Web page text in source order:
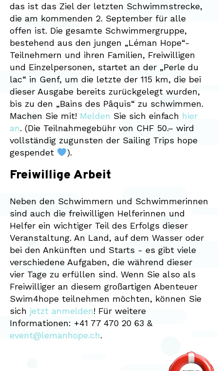
das ist das Ziel der letzten Schwimmstrecke,
die am kommenden 2. September für alle
offen ist. Die gesamte Schwimmergruppe,
bestehend aus den jungen „Léman Hope“-
Teilnehmern und ihren Familien, Freiwilligen
und Einzelpersonen, startet an der „Perle du
lac“ in Genf, um die letzte der 115 km, die bei
dieser Ausgabe bereits zurückgelegt wurden,
bis zu den „Bains des Pâquis“ zu schwimmen.
Machen Sie mit! Melden Sie sich einfach hier
an. (Die Teilnahmegebühr von CHF 50.– wird
vollständig zugunsten der Sailing Trips hope
gespendet
).
Freiwillige Arbeit
Neben den Schwimmern und Schwimmerinnen
sind auch die freiwilligen Helferinnen und
Helfer ein wichtiger Teil des Erfolgs dieser
Veranstaltung. An Land, auf dem Wasser oder
bei den Ankünften und Starts - es gibt viele
verschiedene Aufgaben, die während dieser
vier Tage zu erfüllen sind. Wenn Sie also als
Freiwilliger an diesem großartigen Abenteuer
Swim4hope teilnehmen möchten, können Sie
sich jetzt anmelden! Für weitere
Informationen: +41 77 470 20 63 &
event@lemanhope.ch.